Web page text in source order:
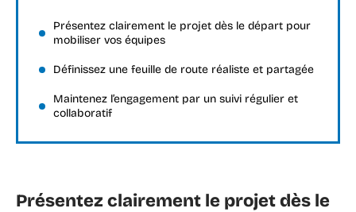
Présentez clairement le projet dès le départ pour
mobiliser vos équipes
Définissez une feuille de route réaliste et partagée
Maintenez l’engagement par un suivi régulier et
collaboratif
Présentez clairement le projet dès le